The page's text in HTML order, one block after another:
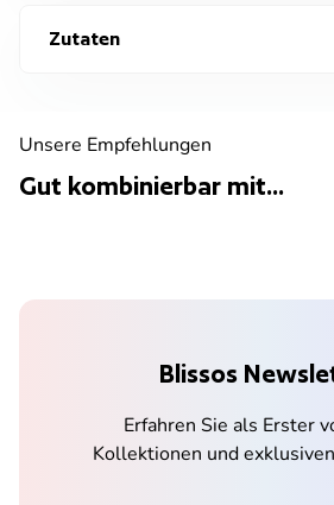
Zutaten
Unsere Empfehlungen
Gut kombinierbar mit...
Blissos
Erfahren Sie als Erster
Kollektionen und